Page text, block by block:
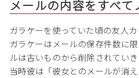
メールの内容をすべて
ガラケーを使っていた頃の友人カ
ガラケーはメールの保存件数に
ルは古いものから削除されていき
当時彼は「彼女とのメールが消